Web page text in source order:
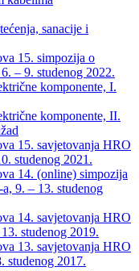
sanacije i
15. simpozija o
– 9. studenog 2022.
komponente, I.
komponente, II.
15. savjetovanja HRO
studenog 2021.
14. (online) simpozija
9. – 13. studenog
14. savjetovanja HRO
studenog 2019.
13. savjetovanja HRO
studenog 2017.